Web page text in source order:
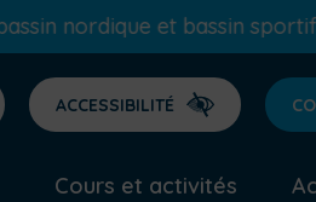
sportif ouverts de 12h à
ACCESSIBILITÉ
Cours et activités